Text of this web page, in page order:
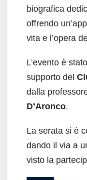
biografica
offrendo
vita e l’opera
L’evento è
supporto del
dalla
D’Aronco.
La serata si è
dando il via a
visto la